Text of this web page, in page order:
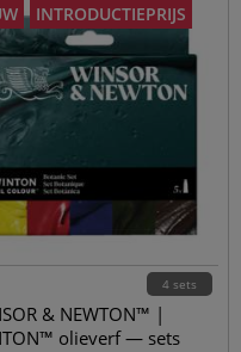
INTRODUCTIEPRIJS
4 sets
& NEWTON™ |
olieverf — sets